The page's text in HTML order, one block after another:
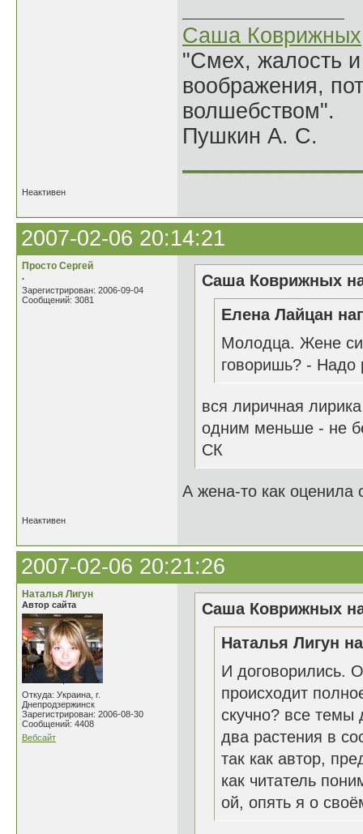
Саша Коврижных
"Смех, жалость
воображения,
волшебством".
Пушкин А. С.
Неактивен
2007-02-06 20:14:21
Просто Сергей
.
Зарегистрирован: 2006-09-04
Сообщений: 3081
Саша Коврижных
Елена Лайцан
Молодца. Жене
говоришь? - Надо
вся лиричная
одним меньше - не
СК
А жена-то как оценила
Неактивен
2007-02-06 20:21:26
Наталья Лигун
Автор сайта
Откуда: Украина, г.
Днепродзержинск
Зарегистрирован: 2006-08-30
Сообщений: 4408
Вебсайт
Саша Коврижных
Наталья Лигун
И договорились.
происходит
скучно? все темы
два растения в
так как автор,
как читатель
ой, опять я о